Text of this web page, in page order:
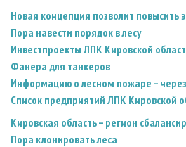
Новая концепция позволит повысить
Пора навести порядок в лесу
Инвестпроекты ЛПК Кировской
Фанера для танкеров
Информацию о лесном пожаре –
Список предприятий ЛПК Кировской
Кировская область – регион
Пора клонировать леса